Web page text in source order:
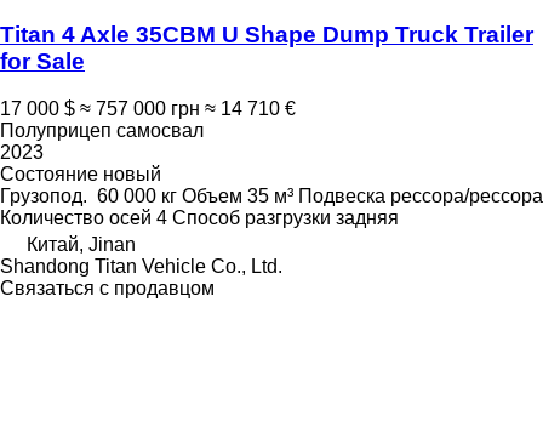
Titan 4 Axle 35CBM U Shape Dump Truck Trailer
for Sale
17 000 $ ≈ 757 000 грн ≈ 14 710 €
Полуприцеп самосвал
2023
Состояние новый
Грузопод. 60 000 кг Объем 35 м³ Подвеска рессора/рессора
Количество осей 4 Способ разгрузки задняя
Китай, Jinan
Shandong Titan Vehicle Co., Ltd.
Связаться с продавцом